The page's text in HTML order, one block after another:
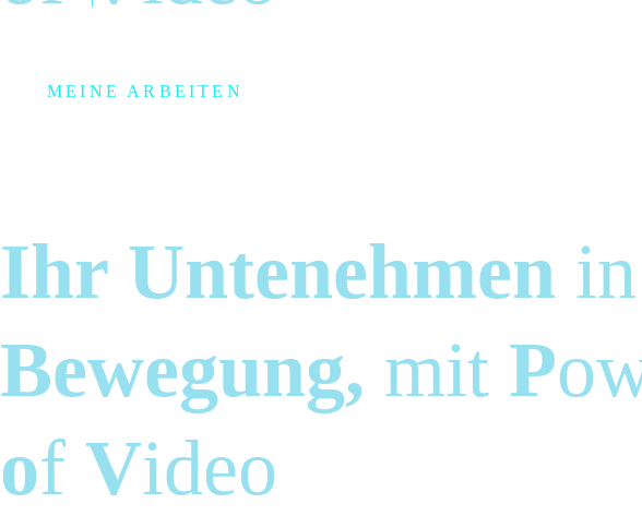
MEINE ARBEITEN
Ihr Untenehmen in
Bewegung, mit P
of Video